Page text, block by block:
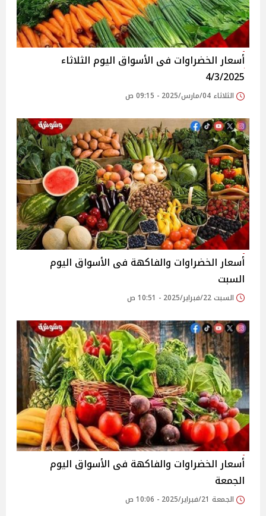
أسعار الخضراوات فى الأسواق‎‎ اليوم الثلاثاء
4/3/2025
الثلاثاء 04/مارس/2025 - 09:15 ص
أسعار الخضراوات والفاكهة فى الأسواق‎‎ اليوم
السبت
السبت 22/فبراير/2025 - 10:51 ص
أسعار الخضراوات والفاكهة فى الأسواق‎‎ اليوم
الجمعة
الجمعة 21/فبراير/2025 - 10:06 ص